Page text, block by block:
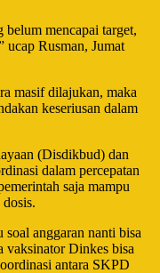
belum mencapai target,
ucap Rusman, Jumat
masif dilajukan, maka
keseriusan dalam
(Disdikbud) dan
dalam percepatan
saja mampu
soal anggaran nanti bisa
vaksinator Dinkes bisa
antara SKPD